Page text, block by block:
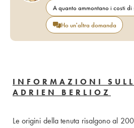
A quanto ammontano i costi di
Ho un'altra domanda
INFORMAZIONI
ADRIEN BERLIOZ
Le origini della tenuta risalgono al